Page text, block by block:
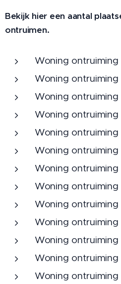
Bekijk hier een aantal
ontruimen.
Woning
Woning
Woning
Woning ontruiming
Woning
Woning ontruiming
Woning ontruiming
Woning ontruiming
Woning
Woning
Woning ontruiming
Woning
Woning ontruiming